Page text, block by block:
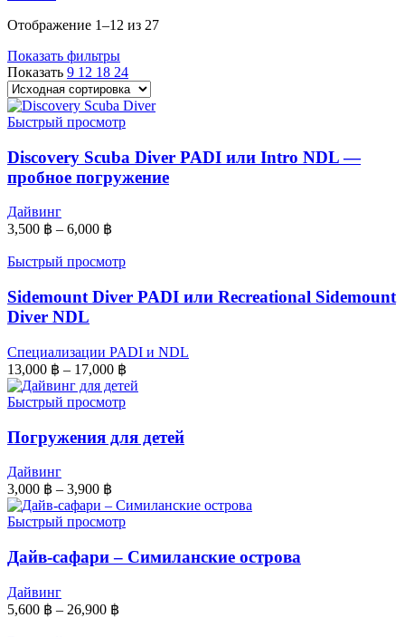
Отображение 1–12 из 27
Показать фильтры
Показать 9 12 18 24
Быстрый просмотр
Discovery Scuba Diver PADI или Intro NDL —
пробное погружение
Дайвинг
3,500 ฿ – 6,000 ฿
Быстрый просмотр
Sidemount Diver PADI или Recreational Sidemount
Diver NDL
Специализации PADI и NDL
13,000 ฿ – 17,000 ฿
Быстрый просмотр
Погружения для детей
Дайвинг
3,000 ฿ – 3,900 ฿
Быстрый просмотр
Дайв-сафари – Симиланские острова
Дайвинг
5,600 ฿ – 26,900 ฿